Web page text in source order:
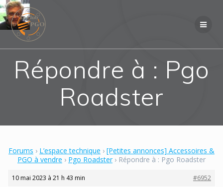
Répondre à : Pgo
Roadster
Forums › L’espace technique › [Petites annonces] Accessoires &
PGO à vendre › Pgo Roadster › Répondre à : Pgo Roadster
10 mai 2023 à 21 h 43 min
#6952